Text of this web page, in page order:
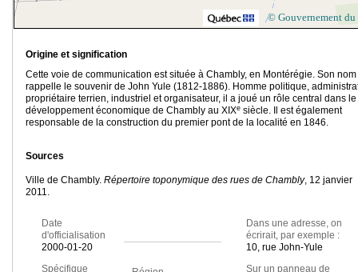
© Gouvernement du
Origine et signification
Cette voie de communication est située à Chambly, en Montérégie. Son nom
rappelle le souvenir de John Yule (1812-1886). Homme politique,
propriétaire terrien, industriel et organisateur, il a joué un rôle central dans le
développement économique de Chambly au XIXe siècle. Il est également
responsable de la construction du premier pont de la localité en 1846.
Sources
Ville de Chambly. Répertoire toponymique des rues de Chambly, 12 janvier
2011.
Date
d'officialisation
2000-01-20
Spécifique
Dans une adresse, on
écrirait, par exemple :
10, rue John-Yule
Sur un panneau de